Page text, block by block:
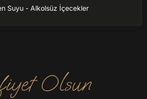
Suyu - Alkolsüz İçecekler
Olsun